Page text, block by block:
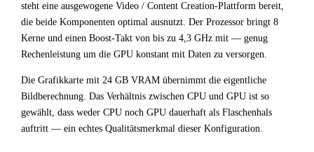
steht eine ausgewogene Video / Content Creation-Plattform bereit,
die beide Komponenten optimal ausnutzt. Der Prozessor bringt 8
Kerne und einen Boost-Takt von bis zu 4,3 GHz mit — genug
Rechenleistung um die GPU konstant mit Daten zu versorgen.
Die Grafikkarte mit 24 GB VRAM übernimmt die eigentliche
Bildberechnung. Das Verhältnis zwischen CPU und GPU ist so
gewählt, dass weder CPU noch GPU dauerhaft als Flaschenhals
auftritt — ein echtes Qualitätsmerkmal dieser Konfiguration.